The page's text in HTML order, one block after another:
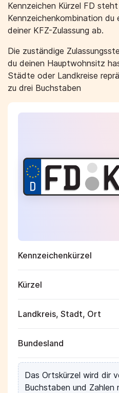
Kennzeichen Kürzel FD
Kennzeichenkombination
deiner KFZ-Zulassung ab.
Die zuständige
du deinen Hauptwohnsitz
Städte oder Landkreise
zu drei Buchstaben
Kennzeichenkürzel
Kürzel
Landkreis, Stadt, Ort
Bundesland
Das Ortskürzel wird dir
Buchstaben und Zahlen